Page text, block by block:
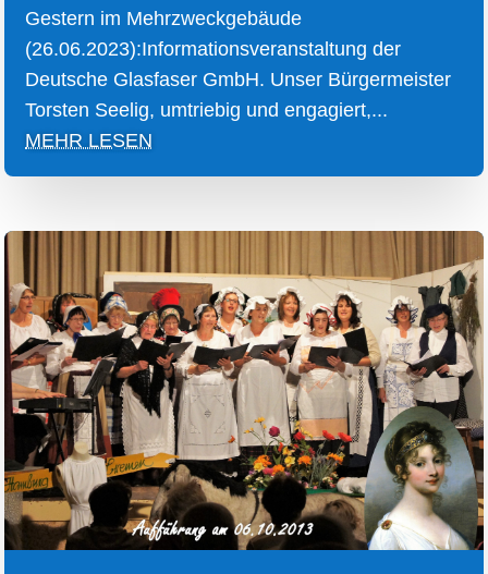
Gestern im Mehrzweckgebäude
(26.06.2023):Informationsveranstaltung der
Deutsche Glasfaser GmbH. Unser Bürgermeister
Torsten Seelig, umtriebig und engagiert,...
MEHR LESEN